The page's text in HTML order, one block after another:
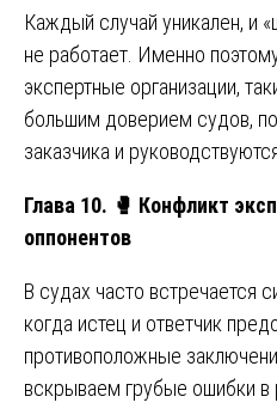
Каждый случай уникален, и
не работает. Именно
экспертные организации,
большим доверием судов,
заказчика и
Глава 10. 🥊 Конфликт
оппонентов
В судах часто встречается
когда истец и ответчик
противоположные
вскрываем грубые ошибки в